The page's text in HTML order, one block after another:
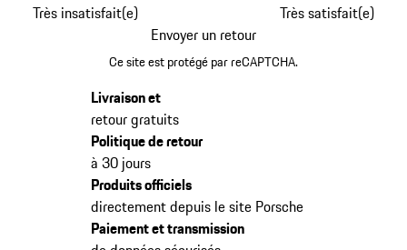
Très insatisfait(e)
Très satisfait(e)
Envoyer un retour
Ce site est protégé par reCAPTCHA.
Livraison et
retour gratuits
Politique de retour
à 30 jours
Produits officiels
directement depuis le site Porsche
Paiement et transmission